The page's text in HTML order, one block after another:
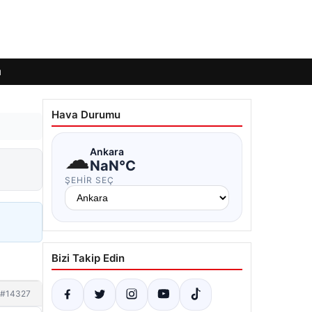
#14327
Hava Durumu
☁Ankara
NaN°C
ŞEHIR SEÇ
Bizi Takip Edin